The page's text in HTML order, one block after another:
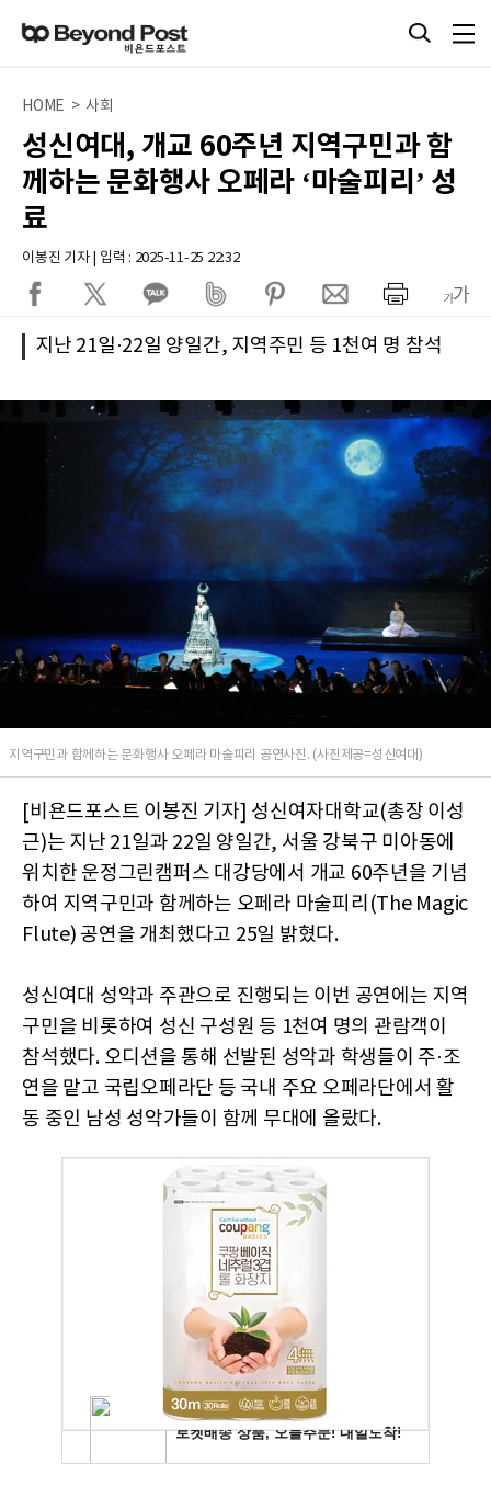
HOME > 사회
성신여대, 개교 60주년 지역구민과 함
께하는 문화행사 오페라 ‘마술피리’ 성
료
이봉진 기자 | 입력 : 2025-11-25 22:32
지난 21일·22일 양일간, 지역주민 등 1천여 명 참석
지역구민과 함께하는 문화행사 오페라 마술피리 공연사진. (사진제공=성신여대)
[비욘드포스트 이봉진 기자] 성신여자대학교(총장 이성
근)는 지난 21일과 22일 양일간, 서울 강북구 미아동에
위치한 운정그린캠퍼스 대강당에서 개교 60주년을 기념
하여 지역구민과 함께하는 오페라 마술피리(The Magic
Flute) 공연을 개최했다고 25일 밝혔다.
성신여대 성악과 주관으로 진행되는 이번 공연에는 지역
구민을 비롯하여 성신 구성원 등 1천여 명의 관람객이
참석했다. 오디션을 통해 선발된 성악과 학생들이 주·조
연을 맡고 국립오페라단 등 국내 주요 오페라단에서 활
동 중인 남성 성악가들이 함께 무대에 올랐다.